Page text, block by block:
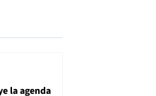
la agenda